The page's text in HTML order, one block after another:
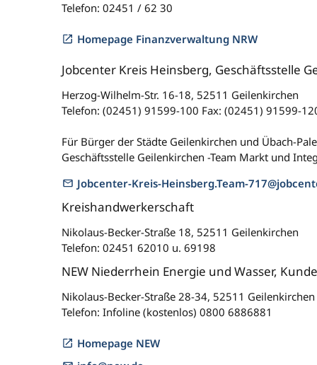
Telefon: 02451 / 62 30
Homepage Finanzverwaltung NRW
Jobcenter Kreis Heinsberg, Geschäftsstelle
Herzog-Wilhelm-Str. 16-18, 52511 Geilenkirchen
Telefon: (02451) 91599-100 Fax: (02451) 91599-
Für Bürger der Städte Geilenkirchen und Übach-
Geschäftsstelle Geilenkirchen -Team Markt und
Jobcenter-Kreis-Heinsberg.Team-
Kreishandwerkerschaft
Nikolaus-Becker-Straße 18, 52511 Geilenkirchen
Telefon: 02451 62010 u. 69198
NEW Niederrhein Energie und Wasser,
Nikolaus-Becker-Straße 28-34, 52511 Geilenkirchen
Telefon: Infoline (kostenlos) 0800 6886881
Homepage NEW